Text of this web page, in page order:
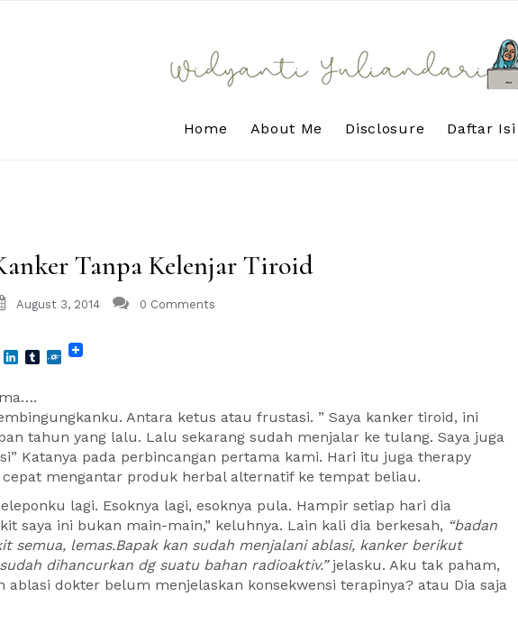
Home About Me Disclosure Daftar Isi
Tanpa Kelenjar Tiroid
August 3, 2014 0 Comments
RedditLinkedIn
Tumblr
Folkd
Antara ketus atau frustasi. ” Saya kanker tiroid, ini
tahun yang lalu. Lalu sekarang sudah menjalar ke tulang. Saya juga
Katanya pada perbincangan pertama kami. Hari itu juga therapy
mengantar produk herbal alternatif ke tempat beliau.
lagi. Esoknya lagi, esoknya pula. Hampir setiap hari dia
saya ini bukan main-main,” keluhnya. Lain kali dia berkesah, “badan
semua, lemas.Bapak kan sudah menjalani ablasi, kanker berikut
dihancurkan dg suatu bahan radioaktiv.” jelasku. Aku tak paham,
ablasi dokter belum menjelaskan konsekwensi terapinya? atau Dia saja